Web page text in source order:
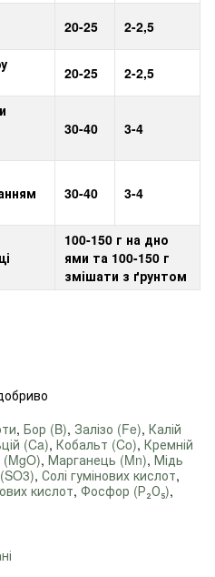
20-25 2-2,5
20-25 2-2,5
30-40 3-4
30-40 3-4
100-150 г на дно
ями та 100-150 г
змішати з ґрунтом
, Бор (B), Залізо (Fe), Калій
(Ca), Кобальт (Co), Кремній
(MgO), Марганець (Mn), Мідь
, Солі гумінових кислот,
кислот, Фосфор (Р₂О₅),